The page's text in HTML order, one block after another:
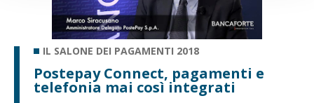
IL SALONE DEI PAGAMENTI 2018
Postepay Connect, pagamenti e
telefonia mai così integrati